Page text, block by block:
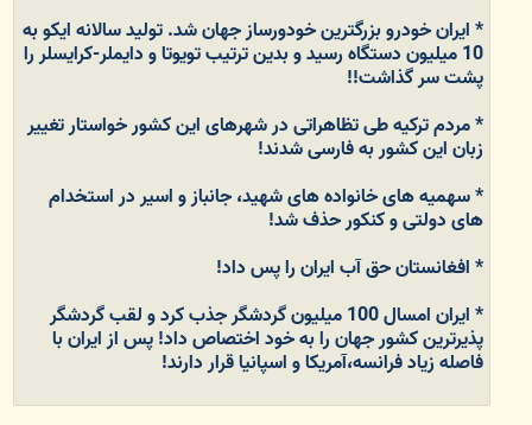
* ایران خودرو بزرگترین خودورساز جهان شد. تولید سالانه ایکو به
10 میلیون دستگاه رسید و بدین ترتیب تویوتا و دایملر-کرایسلر را
پشت سر گذاشت!!
* مردم ترکیه طی تظاهراتی در شهرهای این کشور خواستار تغییر
زبان این کشور به فارسی شدند!
* سهمیه های خانواده های شهید، جانباز و اسیر در استخدام
های دولتی و کنکور حذف شد!
* افغانستان حق آب ایران را پس داد!
* ایران امسال 100 میلیون گردشگر جذب کرد و لقب گردشگر
پذیرترین کشور جهان را به خود اختصاص داد! پس از ایران با
فاصله زیاد فرانسه،آمریکا و اسپانیا قرار دارند!